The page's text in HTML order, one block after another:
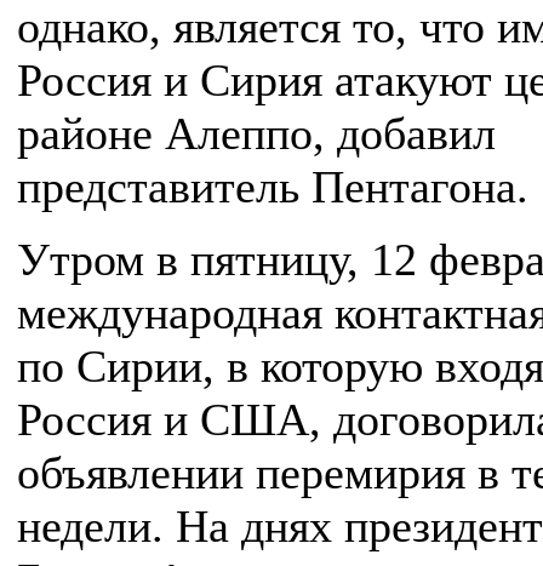
однако, является то, что
Россия и Сирия атакуют
районе Алеппо, добавил
представитель Пентагона.
Утром в пятницу, 12
международная
по Сирии, в которую
Россия и США,
объявлении перемирия в
недели. На днях